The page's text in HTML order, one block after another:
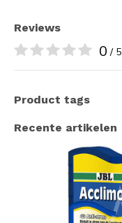
Reviews
0 / 5
Product tags
Recente artikelen